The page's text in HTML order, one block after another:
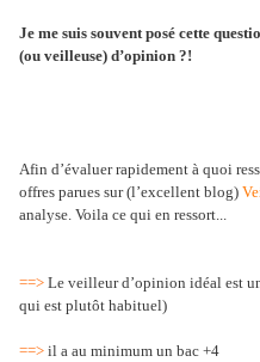
Je me suis souvent posé cette
(ou veilleuse) d’opinion ?!
Afin d’évaluer rapidement à quoi
offres parues sur (l’excellent blog)
analyse. Voila ce qui en ressort...
==> Le veilleur d’opinion idéal est
qui est plutôt habituel)
==> il a au minimum un bac +4